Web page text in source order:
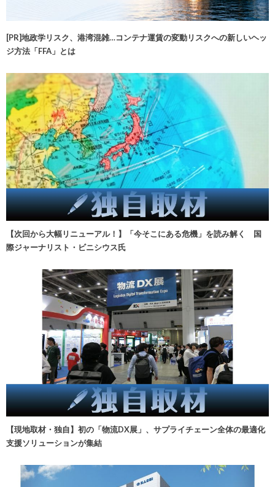
[PR]地政学リスク、港湾混雑…コンテナ運賃の変動リスクへの新しいヘッ
ジ方法「FFA」とは
【次回から大幅リニューアル！】「今そこにある危機」を読み解く 国
際ジャーナリスト・ビニシウス氏
【現地取材・独自】初の「物流DX展」、サプライチェーン全体の最適化
支援ソリューションが集結